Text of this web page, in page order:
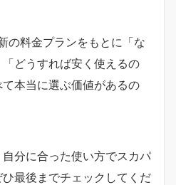
の料金プランをもとに「な
どうすれば安く使えるの
本当に選ぶ価値があるの
分に合った使い方でスカパ
最後までチェックしてくだ